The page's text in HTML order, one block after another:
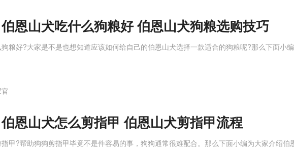
伯恩山犬吃什么狗粮好 伯恩山犬狗粮选购技巧
粮好?大家是不是也想知道应该如何给自己的伯恩山犬选择一款适合的狗粮呢?那么下面小
伯恩山犬怎么剪指甲 伯恩山犬剪指甲流程
甲?帮助狗狗剪指甲毕竟不是件容易的事，狗狗通常很难配合。那么下面小编为大家介绍伯